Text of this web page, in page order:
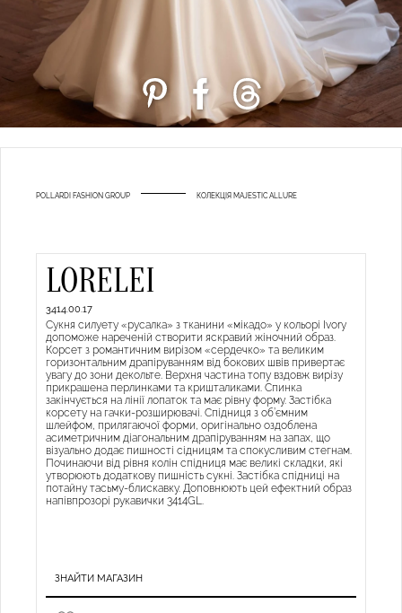
POLLARDI FASHION GROUP КОЛЕКЦІЯ MAJESTIC ALLURE
LORELEI
3414.00.17
Сукня силуету «русалка» з тканини «мікадо» у кольорі Ivory
допоможе нареченій створити яскравий жіночний образ.
Корсет з романтичним вирізом «сердечко» та великим
горизонтальним драпіруванням від бокових швів привертає
увагу до зони декольте. Верхня частина топу вздовж вирізу
прикрашена перлинками та кришталиками. Спинка
закінчується на лінії лопаток та має рівну форму. Застібка
корсету на гачки-розширювачі. Спідниця з об’ємним
шлейфом, прилягаючої форми, оригінально оздоблена
асиметричним діагональним драпіруванням на запах, що
візуально додає пишності сідницям та спокусливим стегнам.
Починаючи від рівня колін спідниця має великі складки, які
утворюють додаткову пишність сукні. Застібка спідниці на
потайну тасьму-блискавку. Доповнюють цей ефектний образ
напівпрозорі рукавички 3414GL.
ЗНАЙТИ МАГАЗИН